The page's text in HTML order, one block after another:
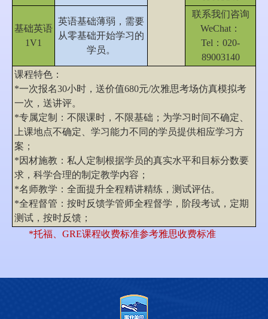
基础英语
1V1
英语基础薄弱，需要
从零基础开始学习的
学员。
联系我们咨询
WeChat：
Tel：020-
89003140
课程特色：
*一次报名30小时，送价值680元/次雅思考场仿真模拟考
一次，送讲评。
*专属定制：不限课时，不限基础；为学习时间不确定、
上课地点不确定、学习能力不同的学员提供相应学习方
案；
*因材施教：私人定制根据学员的真实水平和目标分数要
求，科学合理的制定教学内容；
*名师教学：全面提升全程精讲精练，测试评估。
*全程督管：按时反馈学管师全程督学，阶段考试，定期
测试，按时反馈；
*托福、GRE课程收费标准参考雅思收费标准